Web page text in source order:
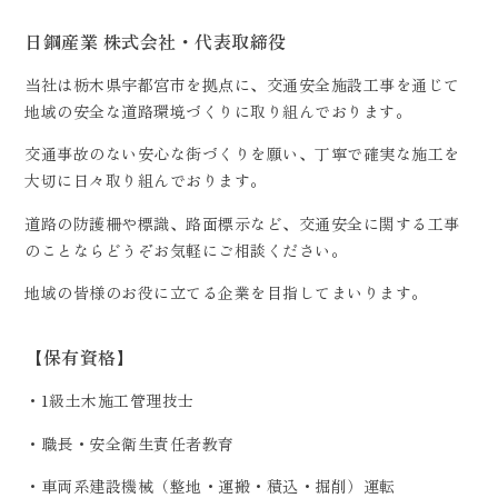
日鋼産業 株式会社・代表取締役
当社は栃木県宇都宮市を拠点に、交通安全施設工事を通じて
地域の安全な道路環境づくりに取り組んでおります。
交通事故のない安心な街づくりを願い、丁寧で確実な施工を
大切に日々取り組んでおります。
道路の防護柵や標識、路面標示など、交通安全に関する工事
のことならどうぞお気軽にご相談ください。
地域の皆様のお役に立てる企業を目指してまいります。
【保有資格】
・1級土木施工管理技士
・職長・安全衛生責任者教育
・車両系建設機械（整地・運搬・積込・掘削）運転